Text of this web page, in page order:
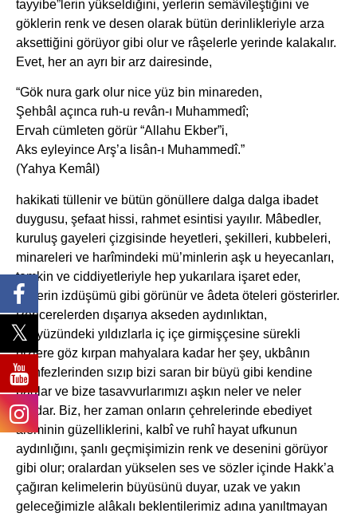
tayyibe”lerin yükseldiğini, yerlerin semâvîleştiğini ve
göklerin renk ve desen olarak bütün derinlikleriyle arza
aksettiğini görüyor gibi olur ve râşelerle yerinde kalakalır.
Evet, her an ayrı bir arz dairesinde,
“Gök nura gark olur nice yüz bin minareden,
Şehbâl açınca ruh-u revân-ı Muhammedî;
Ervah cümleten görür “Allahu Ekber”i,
Aks eyleyince Arş’a lisân-ı Muhammedî.”
(Yahya Kemâl)
hakikati tüllenir ve bütün gönüllere dalga dalga ibadet
duygusu, şefaat hissi, rahmet esintisi yayılır. Mâbedler,
kuruluş gayeleri çizgisinde heyetleri, şekilleri, kubbeleri,
minareleri ve harîmindeki mü’minlerin aşk u heyecanları,
temkin ve ciddiyetleriyle hep yukarılara işaret eder,
ötelerin izdüşümü gibi görünür ve âdeta öteleri gösterirler.
Pencerelerden dışarıya akseden aydınlıktan,
gökyüzündeki yıldızlarla iç içe girmişçesine sürekli
bizlere göz kırpan mahyalara kadar her şey, ukbânın
menfezlerinden sızıp bizi saran bir büyü gibi kendine
bağlar ve bize tasavvurlarımızı aşkın neler ve neler
fısıldar. Biz, her zaman onların çehrelerinde ebediyet
âleminin güzelliklerini, kalbî ve ruhî hayat ufkunun
aydınlığını, şanlı geçmişimizin renk ve desenini görüyor
gibi olur; oralardan yükselen ses ve sözler içinde Hakk’a
çağıran kelimelerin büyüsünü duyar, uzak ve yakın
geleceğimizle alâkalı beklentilerimiz adına yanıltmayan